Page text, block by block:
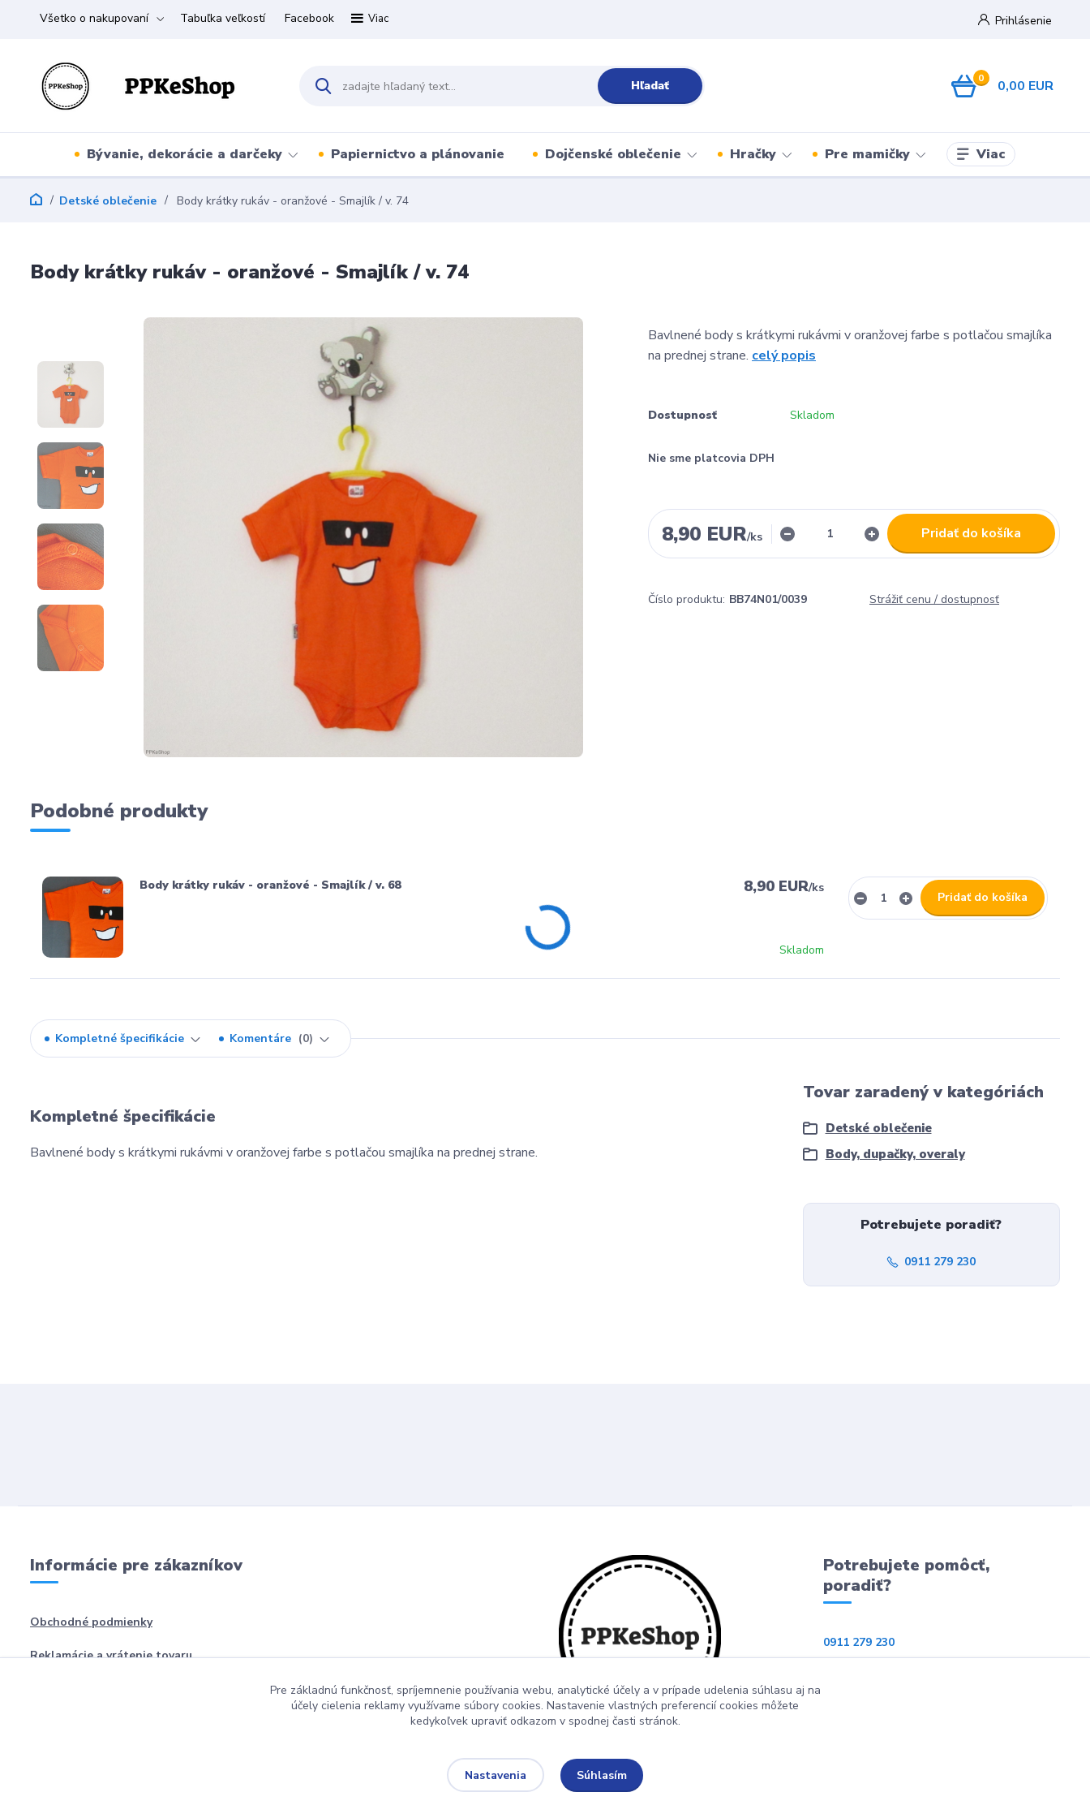
Všetko o nakupovaní Tabuľka veľkostí Facebook Viac Prihlásenie
Hľadať 0 0,00 EUR
Bývanie, dekorácie a darčeky Papiernictvo a plánovanie Dojčenské oblečenie Hračky Pre mamičky Viac
Detské oblečenie Body krátky rukáv - oranžové - Smajlík / v. 74
Body krátky rukáv - oranžové - Smajlík / v. 74
Bavlnené body s krátkymi rukávmi v oranžovej farbe s potlačou smajlíka
na prednej strane. celý popis
Dostupnosť Skladom
Nie sme platcovia DPH
8,90 EUR/ks Pridať do košíka
Číslo produktu: BB74N01/0039 Strážiť cenu / dostupnosť
Podobné produkty
Body krátky rukáv - oranžové - Smajlík / v. 68 8,90 EUR/ks
Skladom
Pridať do košíka
Kompletné špecifikácie Komentáre 0
Kompletné špecifikácie
Bavlnené body s krátkymi rukávmi v oranžovej farbe s potlačou smajlíka na prednej strane.
Tovar zaradený v kategóriách
Detské oblečenie
Body, dupačky, overaly
Potrebujete poradiť?
0911 279 230
Informácie pre zákazníkov
Obchodné podmienky
Reklamácie a vrátenie tovaru
Potrebujete pomôcť,
poradiť?
0911 279 230
Pre základnú funkčnosť, spríjemnenie používania webu, analytické účely a v prípade udelenia súhlasu aj na
účely cielenia reklamy využívame súbory cookies. Nastavenie vlastných preferencií cookies môžete
kedykoľvek upraviť odkazom v spodnej časti stránok.
Nastavenia Súhlasím